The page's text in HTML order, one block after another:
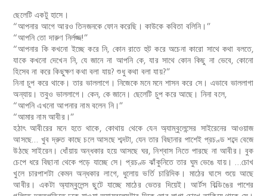
ছেলেটি একটু হাসে।
“আপনার আগে আরও তিনজনকে ফোন করেছি। কাউকে কবিতা বলিনি।”
“আপনি তো দারুণ নির্লজ্জ!”
“আপনার কি কখনো ইচ্ছে করে নি, কোন রাতে হুট করে অচেনা কারো সাথে কথা বলতে,
যাকে কখনো দেখেন নি, যে জানে না আপনি কে, যার সাথে কোন কিছু না ভেবে, কোনো
হিসেব না করে কিছুক্ষণ কথা বলা যায়? শুধু কথা বলা যায়?”
নিনা চুপ করে থাকে। তার ভাললাগে। নিজেকে মনে মনে শাসন করে সে। এভাবে ভাললাগা
অন্যায়। তবুও ভাললাগে। কেন, কে জানে। ছেলেটি চুপ করে আছে। নিনা বলে,
“আপনি এখনো আপনার নাম বলেন নি।”
“আমার নাম আবীর।”
হঠাৎ আবীরের মনে হতে থাকে, কোথায় থেকে যেন অ্যাম্বুলেন্সের সাইরেনের আওয়াজ
আসছে… খুব দ্রুত কাছে চলে আসছে শব্দটা, যেন তার বিছানার পাশেই প্রচণ্ড শব্দে বেজে
উঠছে সাইরেন। ধোঁয়ায় অন্ধকার হয়ে আসছে ঘর, নিশ্বাস নিতে পারছে না আবীর।বুক
চেপে ধরে বিছানা থেকে পড়ে যাচ্ছে সে । প্রচণ্ড ঝাঁকুনিতে তার ঘুম ভেঙে যায়। …চোখ
খুলে চারপাশটা কেমন অন্ধকার লাগে, ধুলোয় ভর্তি চারিদিক । মাঠের ঘাসে শুয়ে আছে
আবীর। একটা অ্যাম্বুলেন্স ছুটে যাচ্ছে মাঠের ভেতর দিয়েই। আর্টস বিল্ডিঙের পাশের